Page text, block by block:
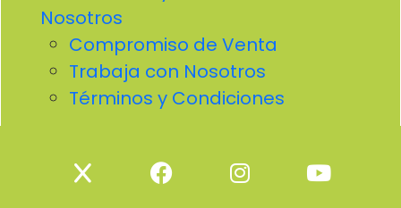
Nosotros
Compromiso de Venta
Trabaja con Nosotros
Términos y Condiciones